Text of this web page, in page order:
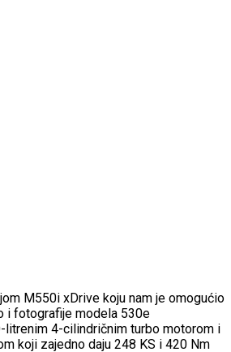
M550i xDrive koju nam je omogućio
i fotografije modela 530e
litrenim 4-cilindričnim turbo motorom i
koji zajedno daju 248 KS i 420 Nm